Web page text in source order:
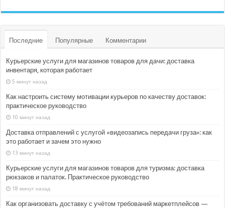
Последние Популярные Комментарии
Курьерские услуги для магазинов товаров для дачи: доставка
инвентаря, которая работает
5 минут назад
Как настроить систему мотивации курьеров по качеству доставок:
практическое руководство
10 минут назад
Доставка отправлений с услугой «видеозапись передачи груза»: как
это работает и зачем это нужно
13 минут назад
Курьерские услуги для магазинов товаров для туризма: доставка
рюкзаков и палаток. Практическое руководство
18 минут назад
Как организовать доставку с учётом требований маркетплейсов —